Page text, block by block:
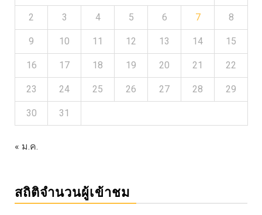
2 3 4 5 6 7 8
9 10 11 12 13 14 15
16 17 18 19 20 21 22
23 24 25 26 27 28 29
30 31
« ม.ค.
สถิติจำนวนผู้เข้าชม